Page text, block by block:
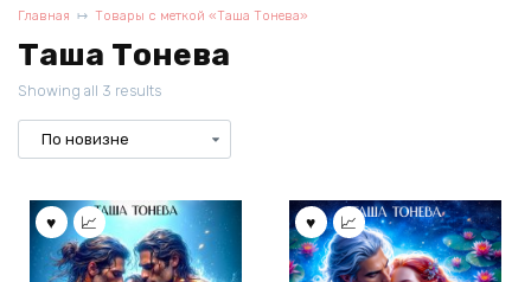
Главная Товары с меткой «Таша Тонева»
Таша Тонева
Showing all 3 results